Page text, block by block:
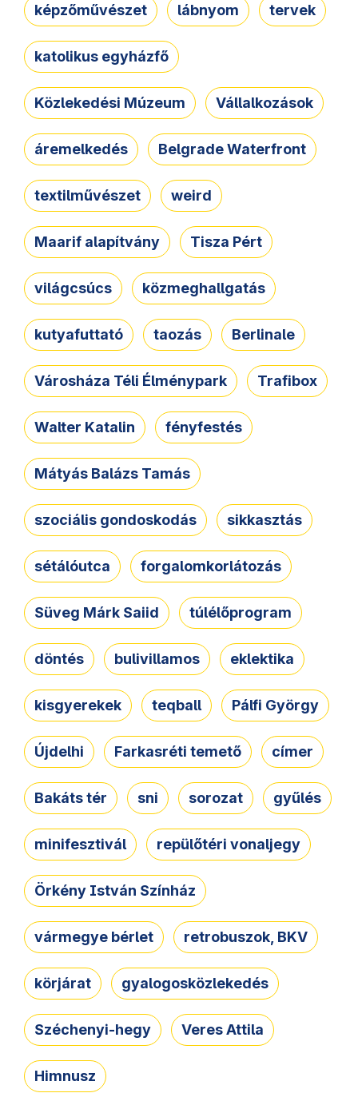
képzőművészet lábnyom tervek
katolikus egyházfő
Közlekedési Múzeum Vállalkozások
áremelkedés Belgrade Waterfront
textilművészet weird
Maarif alapítvány Tisza Pért
világcsúcs közmeghallgatás
kutyafuttató taozás Berlinale
Városháza Téli Élménypark Trafibox
Walter Katalin fényfestés
Mátyás Balázs Tamás
szociális gondoskodás sikkasztás
sétálóutca forgalomkorlátozás
Süveg Márk Saiid túlélőprogram
döntés bulivillamos eklektika
kisgyerekek teqball Pálfi György
Újdelhi Farkasréti temető címer
Bakáts tér sni sorozat gyűlés
minifesztivál repülőtéri vonaljegy
Örkény István Színház
vármegye bérlet retrobuszok, BKV
körjárat gyalogosközlekedés
Széchenyi-hegy Veres Attila
Himnusz